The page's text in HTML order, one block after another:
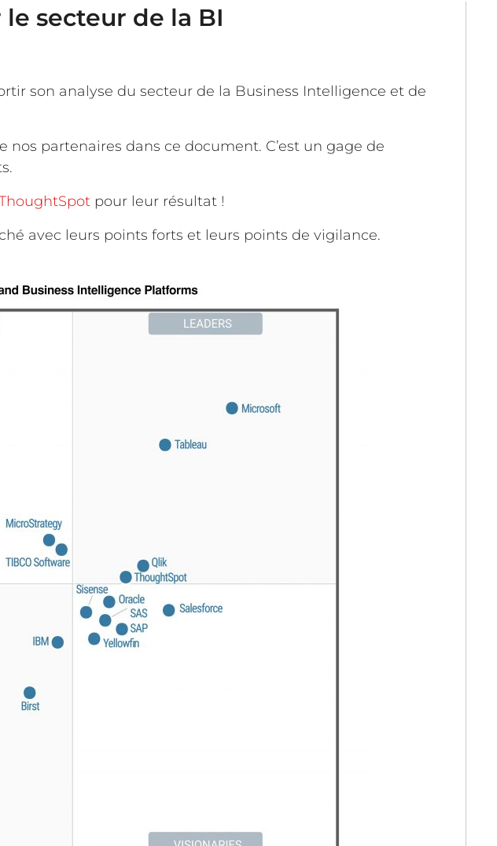
le secteur de la BI
son analyse du secteur de la Business Intelligence et de
nos partenaires dans ce document. C’est un gage de
pour leur résultat !
avec leurs points forts et leurs points de vigilance.